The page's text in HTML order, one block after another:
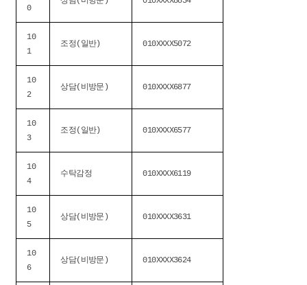
0
10
1
조정(일반) 010XXXX5072
10
2
상담(비방문) 010XXXX6877
10
3
조정(일반) 010XXXX6577
10
4
수탁감정 010XXXX6119
10
5
상담(비방문) 010XXXX3631
10
6
상담(비방문) 010XXXX3624